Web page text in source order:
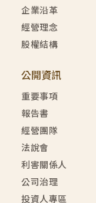
企業沿革
經營理念
股權結構
公開資訊
重要事項
報告書
經營團隊
法說會
利害關係人
公司治理
投資人專區